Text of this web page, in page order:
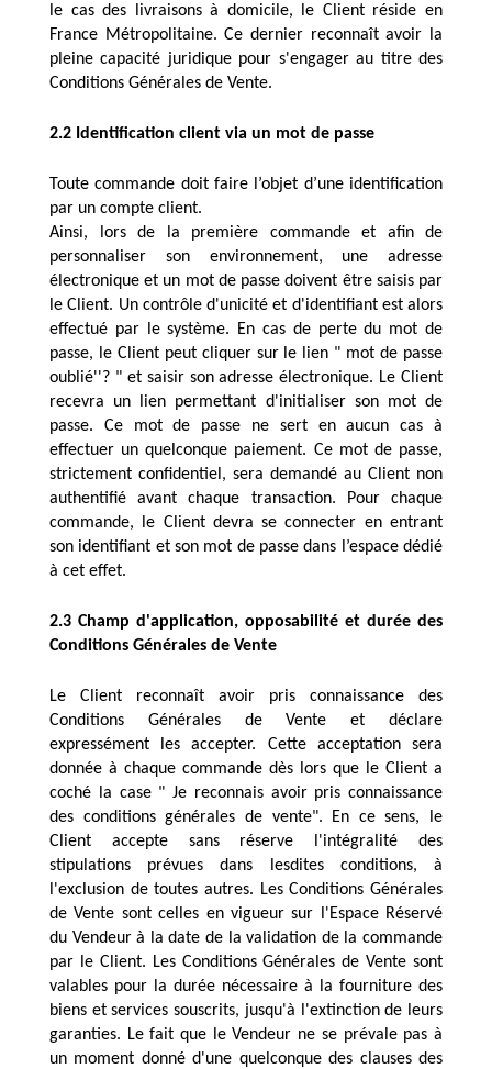
le cas des livraisons à domicile, le Client réside en
France Métropolitaine. Ce dernier reconnaît avoir la
pleine capacité juridique pour s'engager au titre des
Conditions Générales de Vente.
2.2 Identification client via un mot de passe
Toute commande doit faire l’objet d’une identification
par un compte client.
Ainsi, lors de la première commande et afin de
personnaliser son environnement, une adresse
électronique et un mot de passe doivent être saisis par
le Client. Un contrôle d'unicité et d'identifiant est alors
effectué par le système. En cas de perte du mot de
passe, le Client peut cliquer sur le lien " mot de passe
oublié''? " et saisir son adresse électronique. Le Client
recevra un lien permettant d'initialiser son mot de
passe. Ce mot de passe ne sert en aucun cas à
effectuer un quelconque paiement. Ce mot de passe,
strictement confidentiel, sera demandé au Client non
authentifié avant chaque transaction. Pour chaque
commande, le Client devra se connecter en entrant
son identifiant et son mot de passe dans l’espace dédié
à cet effet.
2.3 Champ d'application, opposabilité et durée des
Conditions Générales de Vente
Le Client reconnaît avoir pris connaissance des
Conditions Générales de Vente et déclare
expressément les accepter. Cette acceptation sera
donnée à chaque commande dès lors que le Client a
coché la case " Je reconnais avoir pris connaissance
des conditions générales de vente". En ce sens, le
Client accepte sans réserve l'intégralité des
stipulations prévues dans lesdites conditions, à
l'exclusion de toutes autres. Les Conditions Générales
de Vente sont celles en vigueur sur l'Espace Réservé
du Vendeur à la date de la validation de la commande
par le Client. Les Conditions Générales de Vente sont
valables pour la durée nécessaire à la fourniture des
biens et services souscrits, jusqu'à l'extinction de leurs
garanties. Le fait que le Vendeur ne se prévale pas à
un moment donné d'une quelconque des clauses des